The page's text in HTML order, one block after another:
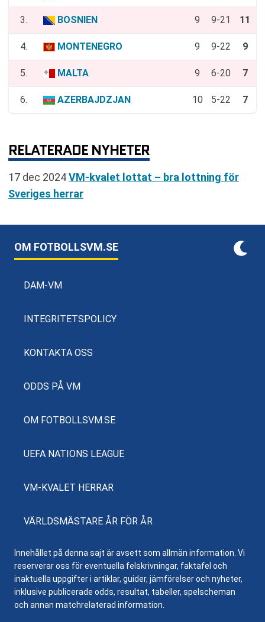
3. BOSNIEN 9 9-21 11
4. MONTENEGRO 9 9-22 9
5. MALTA 9 6-20 7
6. AZERBAJDZJAN 10 5-22 7
RELATERADE NYHETER
17 dec 2024VM-kvalet lottat – bra lottning för
Sveriges herrar
OM FOTBOLLSVM.SE
DAM-VM
INTEGRITETSPOLICY
KONTAKTA OSS
ODDS PÅ VM
OM FOTBOLLSVM.SE
UEFA NATIONS LEAGUE
VM-KVALET HERRAR
VÄRLDSMÄSTARE ÅR FÖR ÅR
Innehållet på denna sajt är avsett som allmän information. Vi
reserverar oss för eventuella felskrivningar, faktafel och
inaktuella uppgifter i artiklar, guider, jämförelser och nyheter,
inklusive publicerade odds, resultat, tabeller, spelscheman
och annan matchrelaterad information.